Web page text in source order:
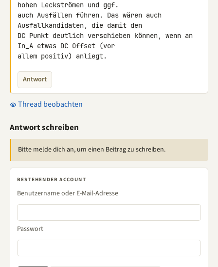
hohen Leckströmen und ggf.
auch Ausfällen führen. Das wären auch
Ausfallkandidaten, die damit den
DC Punkt deutlich verschieben können, wenn an
In_A etwas DC Offset (vor
allem positiv) anliegt.
Antwort
Thread beobachten
Antwort schreiben
Bitte melde dich an, um einen Beitrag zu schreiben.
BESTEHENDER ACCOUNT
Benutzername oder E-Mail-Adresse
Passwort